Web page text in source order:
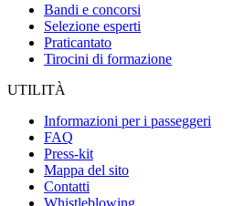
Bandi e concorsi
Selezione esperti
Praticantato
Tirocini di formazione
UTILITÀ
Informazioni per i passeggeri
FAQ
Press-kit
Mappa del sito
Contatti
Whistleblowing